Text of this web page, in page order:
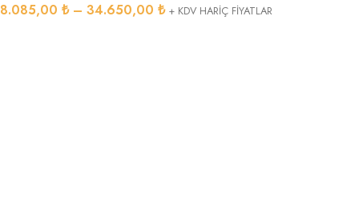
8.085,00 ₺ – 34.650,00 ₺ + KDV HARİÇ FİYATLAR